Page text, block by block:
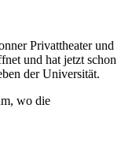
Privattheater und
und hat jetzt schon
der Universität.
wo die